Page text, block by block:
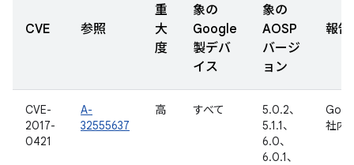
CVE 参照
重
大
度
象の
Google
製デバ
イス
象の
AOSP
バージ
ョン
報告
CVE-
2017-
0421
A-
32555637
高 すべて
5.0.2、
5.1.1、
6.0、
6.0.1、
社内